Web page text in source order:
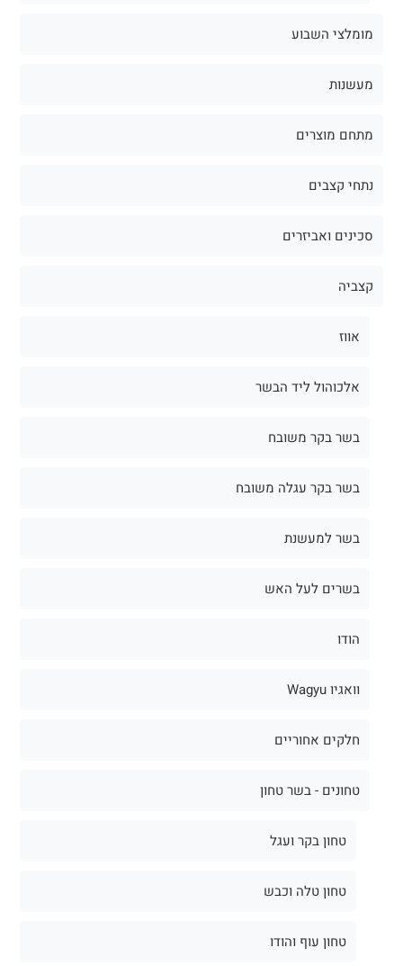
מומלצי השבוע
מעשנות
מתחם מוצרים
נתחי קצבים
סכינים ואביזרים
קצביה
אווז
אלכוהול ליד הבשר
בשר בקר משובח
בשר בקר עגלה משובח
בשר למעשנת
בשרים לעל האש
הודו
וואגיו Wagyu
חלקים אחוריים
טחונים - בשר טחון
טחון בקר ועגל
טחון טלה וכבש
טחון עוף והודו